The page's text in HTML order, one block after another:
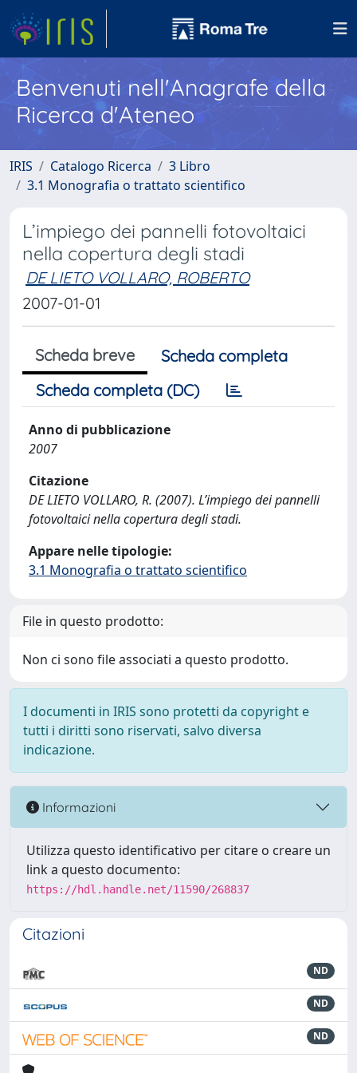
Benvenuti nell'Anagrafe della
Ricerca d'Ateneo
IRIS Catalogo Ricerca
3 Libro
3.1 Monografia o trattato scientifico
L’impiego dei pannelli fotovoltaici
nella copertura degli stadi
DE LIETO VOLLARO, ROBERTO
2007-01-01
Scheda breve
Scheda completa
Scheda completa (DC)
Anno di pubblicazione
2007
Citazione
DE LIETO VOLLARO, R. (2007). L’impiego dei pannelli
fotovoltaici nella copertura degli stadi.
Appare nelle tipologie:
3.1 Monografia o trattato scientifico
File in questo prodotto:
Non ci sono file associati a questo prodotto.
I documenti in IRIS sono protetti da copyright e
tutti i diritti sono riservati, salvo diversa
indicazione.
Informazioni
Utilizza questo identificativo per citare o creare un
link a questo documento:
https://hdl.handle.net/11590/268837
Citazioni
ND
ND
ND